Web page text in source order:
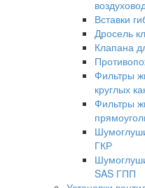
Вставки
Дросель
Клапана
Фильтры
круглых
Фильтры
ГКР
SAS ГПП